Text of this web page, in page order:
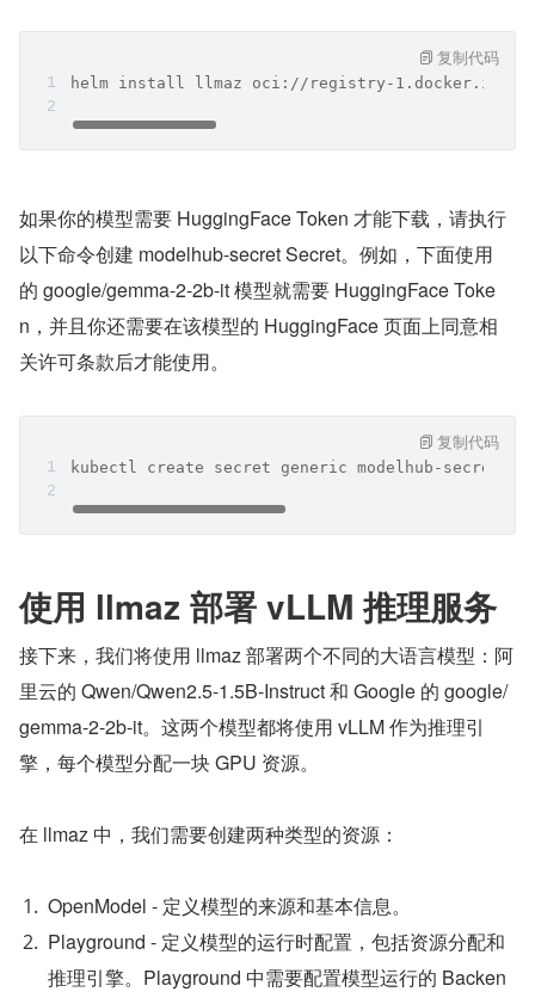
helm install llmaz oci://registry-1.docker.io/
复制代码
如果你的模型需要 HuggingFace Token 才能下载，请执行
以下命令创建 modelhub-secret Secret。例如，下面使用
的 google/gemma-2-2b-it 模型就需要 HuggingFace Toke
n，并且你还需要在该模型的 HuggingFace 页面上同意相
关许可条款后才能使用。
kubectl create secret generic modelhub-secret --
复制代码
使用 llmaz 部署 vLLM 推理服务
接下来，我们将使用 llmaz 部署两个不同的大语言模型：阿
里云的 Qwen/Qwen2.5-1.5B-Instruct 和 Google 的 google/
gemma-2-2b-it。这两个模型都将使用 vLLM 作为推理引
擎，每个模型分配一块 GPU 资源。
在 llmaz 中，我们需要创建两种类型的资源：
OpenModel - 定义模型的来源和基本信息。
Playground - 定义模型的运行时配置，包括资源分配和
推理引擎。Playground 中需要配置模型运行的 Backen